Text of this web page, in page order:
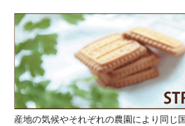
産地の気候やそれぞれの農園により同じ